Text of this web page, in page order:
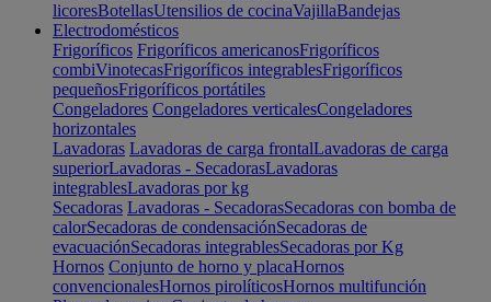
licoresBotellasUtensilios de cocinaVajillaBandejas
Electrodomésticos
Frigoríficos Frigoríficos americanosFrigoríficos
combiVinotecasFrigoríficos integrablesFrigoríficos
pequeñosFrigoríficos portátiles
Congeladores Congeladores verticalesCongeladores
horizontales
Lavadoras Lavadoras de carga frontalLavadoras de carga
superiorLavadoras - SecadorasLavadoras
integrablesLavadoras por kg
Secadoras Lavadoras - SecadorasSecadoras con bomba de
calorSecadoras de condensaciónSecadoras de
evacuaciónSecadoras integrablesSecadoras por Kg
Hornos Conjunto de horno y placaHornos
convencionalesHornos pirolíticosHornos multifunción